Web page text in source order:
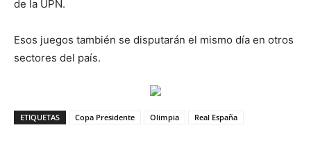
de la UPN.
Esos juegos también se disputarán el mismo día en otros
sectores del país.
ETIQUETAS Copa Presidente Olimpia Real España